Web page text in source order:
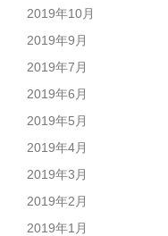
2019年10月
2019年9月
2019年7月
2019年6月
2019年5月
2019年4月
2019年3月
2019年2月
2019年1月